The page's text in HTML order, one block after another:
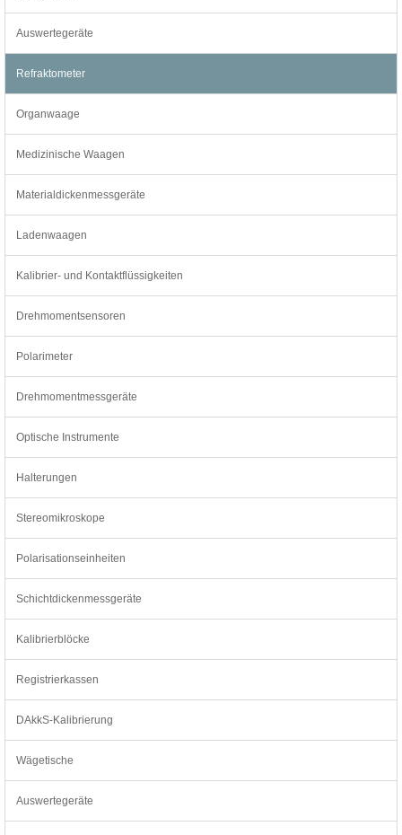
Auswertegeräte
Refraktometer
Organwaage
Medizinische Waagen
Materialdickenmessgeräte
Ladenwaagen
Kalibrier- und Kontaktflüssigkeiten
Drehmomentsensoren
Polarimeter
Drehmomentmessgeräte
Optische Instrumente
Halterungen
Stereomikroskope
Polarisationseinheiten
Schichtdickenmessgeräte
Kalibrierblöcke
Registrierkassen
DAkkS-Kalibrierung
Wägetische
Auswertegeräte